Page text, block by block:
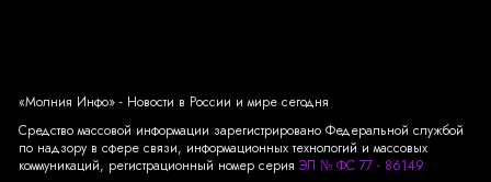
«Молния Инфо» - Новости в России и мире сегодня
Средство массовой информации зарегистрировано Федеральной службой
по надзору в сфере связи, информационных технологий и массовых
коммуникаций, регистрационный номер серия ЭЛ № ФС 77 - 86149